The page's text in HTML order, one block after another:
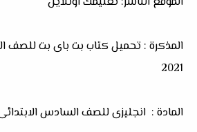
2021
المادة : انجليزى للصف السادس